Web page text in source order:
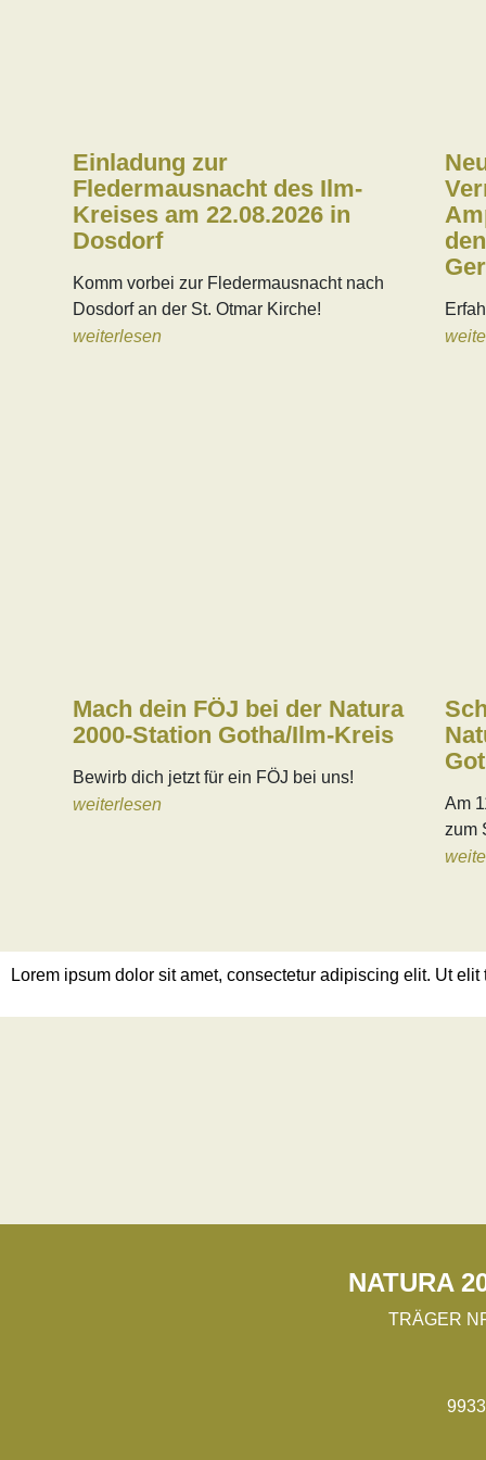
Einladung zur
Fledermausnacht des Ilm-
Kreises am 22.08.2026 in
Dosdorf
Komm vorbei zur Fledermausnacht nach
Dosdorf an der St. Otmar Kirche!
weiterlesen
Mach dein FÖJ bei der Natura
2000-Station Gotha/Ilm-Kreis
Bewirb dich jetzt für ein FÖJ bei uns!
weiterlesen
Am
zum
Lorem ipsum dolor sit amet, consectetur adipiscing elit. Ut
NATURA
TRÄGER